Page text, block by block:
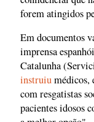
forem atingidos
Em documentos
imprensa
Catalunha
instruiumédicos,
com resgatistas
pacientes idosos